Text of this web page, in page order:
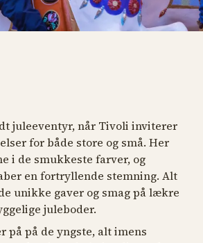
juleeventyr, når Tivoli inviterer
for både store og små. Her
i de smukkeste farver, og
en fortryllende stemning. Alt
unikke gaver og smag på lækre
juleboder.
på på de yngste, alt imens